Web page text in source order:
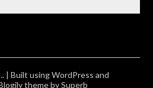
| Built using WordPress and
theme by Superb